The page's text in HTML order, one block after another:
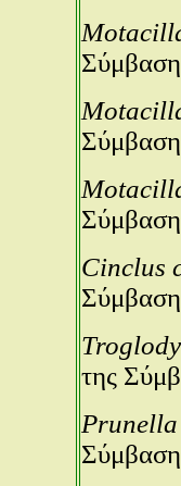
Cinclus
της